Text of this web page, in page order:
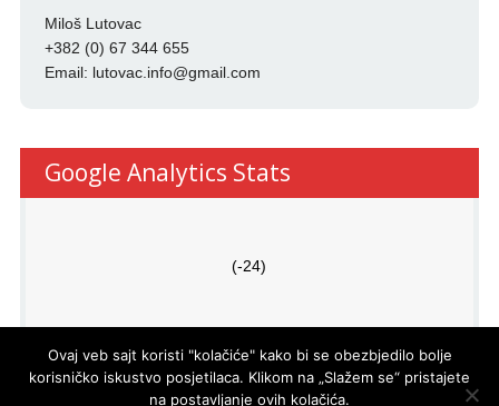
Miloš Lutovac
+382 (0) 67 344 655
Email: lutovac.info@gmail.com
Google Analytics Stats
(-24)
Ovaj veb sajt koristi "kolačiće" kako bi se obezbjedilo bolje
korisničko iskustvo posjetilaca. Klikom na „Slažem se“ pristajete
na postavljanje ovih kolačića.